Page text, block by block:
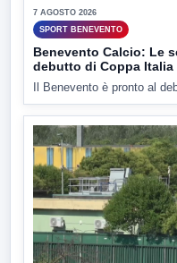
7 AGOSTO 2026
SPORT BENEVENTO
Benevento Calcio: Le
debutto di Coppa Italia
Il Benevento è pronto al